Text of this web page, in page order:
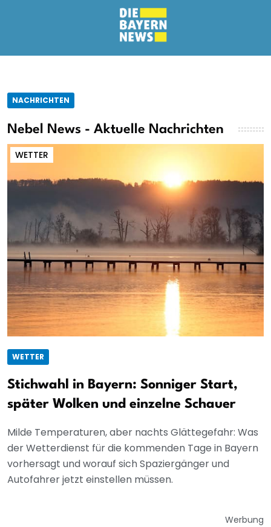
NACHRICHTEN
Nebel News - Aktuelle Nachrichten
WETTER
WETTER
Stichwahl in Bayern: Sonniger Start,
später Wolken und einzelne Schauer
Milde Temperaturen, aber nachts Glättegefahr: Was
der Wetterdienst für die kommenden Tage in Bayern
vorhersagt und worauf sich Spaziergänger und
Autofahrer jetzt einstellen müssen.
Werbung